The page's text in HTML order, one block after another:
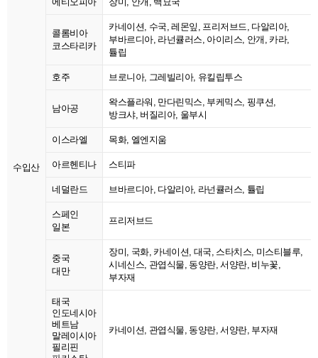
수입산
콜롬비아
코스타리카
카네이션, 수국, 레몬잎, 프리저브드, 다알리아,
부바르디아, 라넌큘러스, 아이리스, 안개, 카라,
튤립
호주 브로니아, 그레빌리아, 유킬립투스
남아공
왁스플라워, 만다린믹스, 부케믹스, 핑쿠션,
방크샤, 버질리아, 울부시
이스라엘 목화, 엘엔지움
아르헨티나 스티파
네덜란드 브바르디아, 다알리아, 라넌큘러스, 튤립
스페인
일본
프리저브드
중국
대만
장미, 국화, 카네이션, 대국, 스타치스, 미스티블루,
시네신스, 관엽식물, 동양란, 서양란, 비누꽃,
부자재
태국
인도네시아
베트남
말레이시아
필리핀
카네이션, 관엽식물, 동양란, 서양란, 부자재